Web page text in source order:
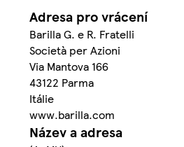
Adresa pro vrácení
Barilla G. e R. Fratelli
Società per Azioni
Via Mantova 166
43122 Parma
Itálie
www.barilla.com
Název a adresa